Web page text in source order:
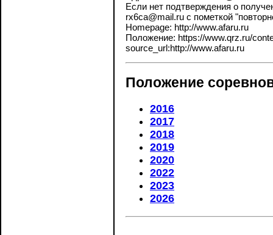
Если нет подтверждения о
rx6ca@mail.ru с пометкой
Homepage: http://www.afaru.ru
Положение: https://www.qrz.ru/
source_url:http://www.afaru.ru
Положение
2016
2017
2018
2019
2020
2022
2023
2026